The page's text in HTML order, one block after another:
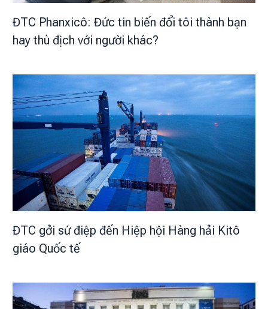
ĐTC Phanxicô: Đức tin biến đổi tôi thành bạn
hay thù địch với người khác?
ĐTC gởi sứ điệp đến Hiệp hội Hàng hải Kitô
giáo Quốc tế